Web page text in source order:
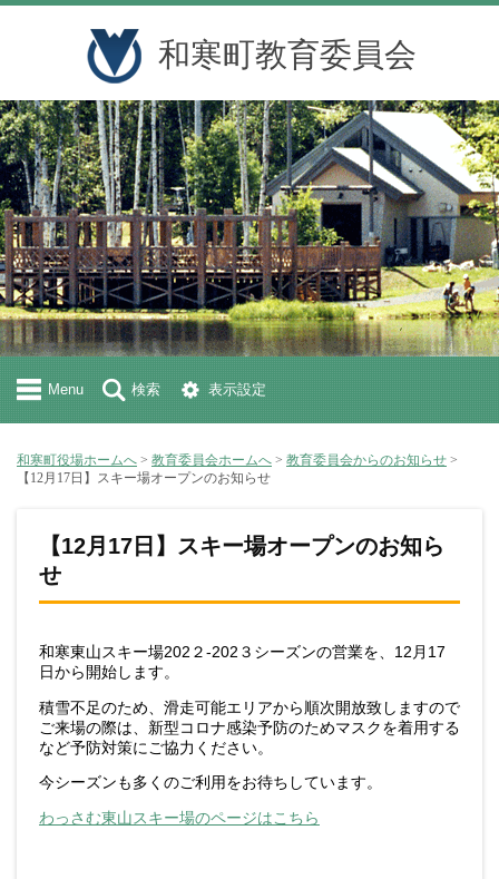
和寒町教育委員会
Menu 検索 表示設定
和寒町役場ホームへ > 教育委員会ホームへ > 教育委員会からのお知らせ >
【12月17日】スキー場オープンのお知らせ
【12月17日】スキー場オープンのお知ら
せ
和寒東山スキー場202２-202３シーズンの営業を、12月17
日から開始します。
積雪不足のため、滑走可能エリアから順次開放致しますので
ご来場の際は、新型コロナ感染予防のためマスクを着用する
など予防対策にご協力ください。
今シーズンも多くのご利用をお待ちしています。
わっさむ東山スキー場のページはこちら